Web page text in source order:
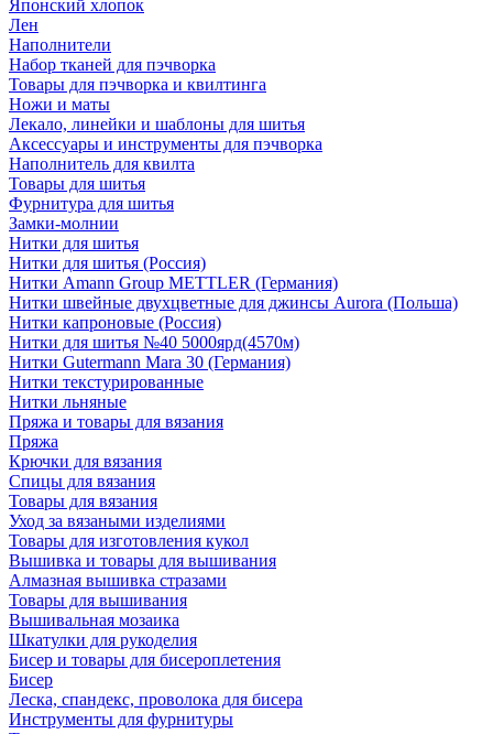
Японский хлопок
Лен
Наполнители
Набор тканей для пэчворка
Товары для пэчворка и квилтинга
Ножи и маты
Лекало, линейки и шаблоны для шитья
Аксессуары и инструменты для пэчворка
Наполнитель для квилта
Товары для шитья
Фурнитура для шитья
Замки-молнии
Нитки для шитья
Нитки для шитья (Россия)
Нитки Amann Group METTLER (Германия)
Нитки швейные двухцветные для джинсы Aurora (Польша)
Нитки капроновые (Россия)
Нитки для шитья №40 5000ярд(4570м)
Нитки Gutermann Mara 30 (Германия)
Нитки текстурированные
Нитки льняные
Пряжа и товары для вязания
Пряжа
Крючки для вязания
Спицы для вязания
Товары для вязания
Уход за вязаными изделиями
Товары для изготовления кукол
Вышивка и товары для вышивания
Алмазная вышивка стразами
Товары для вышивания
Вышивальная мозаика
Шкатулки для рукоделия
Бисер и товары для бисероплетения
Бисер
Леска, спандекс, проволока для бисера
Инструменты для фурнитуры